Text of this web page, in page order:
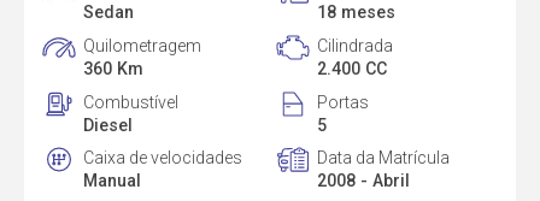
Sedan
18 meses
Quilometragem
360 Km
Cilindrada
2.400 CC
Combustível
Diesel
Portas
5
Caixa de velocidades
Manual
Data da Matrícula
2008 - Abril